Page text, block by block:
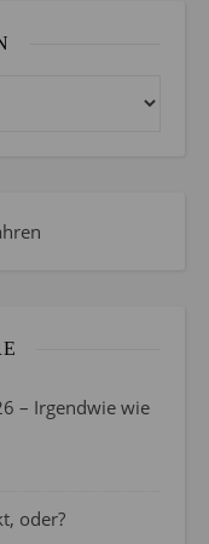
– Irgendwie wie
oder?